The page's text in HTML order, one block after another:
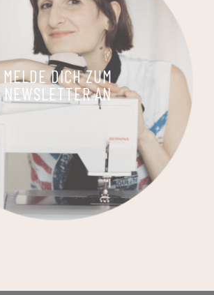
MELDE DICH ZUM
NEWSLETTER AN